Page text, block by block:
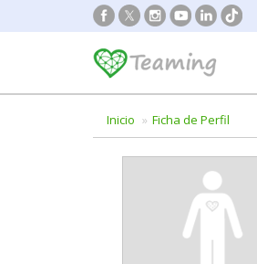
Inicio Ficha de Perfil